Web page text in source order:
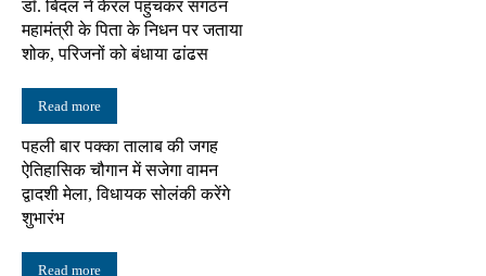
डॉ. बिंदल ने केरल पहुंचकर संगठन
महामंत्री के पिता के निधन पर जताया
शोक, परिजनों को बंधाया ढांढस
Read more
पहली बार पक्का तालाब की जगह
ऐतिहासिक चौगान में सजेगा वामन
द्वादशी मेला, विधायक सोलंकी करेंगे
शुभारंभ
Read more